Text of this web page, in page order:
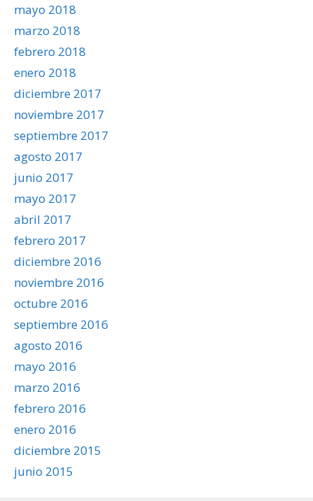
mayo 2018
marzo 2018
febrero 2018
enero 2018
diciembre 2017
noviembre 2017
septiembre 2017
agosto 2017
junio 2017
mayo 2017
abril 2017
febrero 2017
diciembre 2016
noviembre 2016
octubre 2016
septiembre 2016
agosto 2016
mayo 2016
marzo 2016
febrero 2016
enero 2016
diciembre 2015
junio 2015